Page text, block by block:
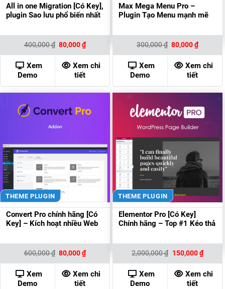
All in one Migration [Có Key],
plugin Sao lưu phổ biến nhất
400,000₫ Giá
gốc
là:
400,000 ₫.
80,000₫Giá
hiện
tại
là:
80,000 ₫.
Xem
Demo
Xem chi
tiết
Max Mega Menu Pro –
Plugin Tạo Menu mạnh mẽ
300,000₫ Giá
gốc
là:
300,000 ₫.
80,000₫Giá
hiện
tại
là:
80,000
Xem
Demo
Xem chi
tiết
THEME PLUGIN
Convert Pro chính hãng [Có
Key] – Kích hoạt nhiều Web
600,000₫ Giá
gốc
là:
600,000 ₫.
80,000₫Giá
hiện
tại
là:
80,000 ₫.
Xem
Demo
Xem chi
tiết
THEME PLUGIN
Elementor Pro [Có Key]
Chính hãng – Top #1 Kéo thả
2,000,000₫ Giá
là:
2,000,000 ₫.
150,000₫Giá
hiện
tại
là:
Xem
Demo
Xem chi
tiết